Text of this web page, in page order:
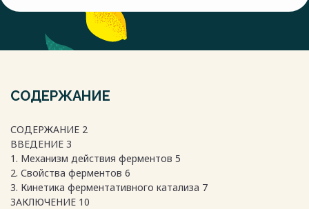
СОДЕРЖАНИЕ
СОДЕРЖАНИЕ 2
ВВЕДЕНИЕ 3
1. Механизм действия ферментов 5
2. Свойства ферментов 6
3. Кинетика ферментативного катализа 7
ЗАКЛЮЧЕНИЕ 10